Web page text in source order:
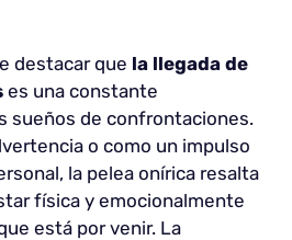
destacar que la llegada de
es una constante
sueños de confrontaciones.
o como un impulso
la pelea onírica resalta
física y emocionalmente
está por venir. La